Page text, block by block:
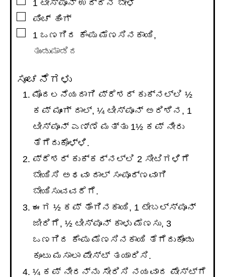
1 ಟೀಸ್ಪೂನ್ ಉದ್ದಿನ ಬೇಳೆ
▢ಪಿಂಚ್ ಹಿಂಗ್
▢1 ಒಣಗಿದ ಕೆಂಪು ಮೆಣಸಿನಕಾಯಿ,
ತುಂಡುಮಾಡಿದ
ಸೂಚನೆಗಳು
ಮೊದಲನೆಯದಾಗಿ ಪ್ರೆಶರ್ ಕುಕ್‌ನಲ್ಲಿ ½
ಕಪ್ ಮೂಂಗ್ ದಾಲ್, ¼ ಟೀಸ್ಪೂನ್ ಅರಿಶಿನ, 1
ಟೀಸ್ಪೂನ್ ಎಣ್ಣೆ ಮತ್ತು 1½ ಕಪ್ ನೀರು
ತೆಗೆದುಕೊಳ್ಳಿ.
ಪ್ರೆಶರ್ ಕುಕ್ಕರ್ನಲ್ಲಿ 2 ಸೀಟಿಗಳಿಗೆ
ಬೇಯಿಸಿ ಅಥವಾ ದಾಲ್ ಸಂಪೂರ್ಣವಾಗಿ
ಬೇಯಿಸುವವರೆಗೆ.
ಈಗ ½ ಕಪ್ ತೆಂಗಿನಕಾಯಿ, 1 ಟೇಬಲ್ಸ್ಪೂನ್
ಜೀರಿಗೆ, ½ ಟೀಸ್ಪೂನ್ ಕಾಳು ಮೆಣಸು, 3
ಒಣಗಿದ ಕೆಂಪು ಮೆಣಸಿನಕಾಯಿ ತೆಗೆದುಕೊಂಡು
ಕೂಟು ಮಸಾಲಾ ಪೇಸ್ಟ್ ತಯಾರಿಸಿ.
¼ ಕಪ್ ನೀರನ್ನು ಸೇರಿಸಿ ನಯವಾದ ಪೇಸ್ಟ್ಗೆ